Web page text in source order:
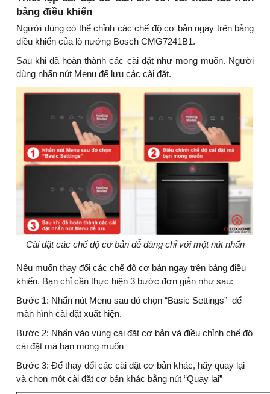
bảng điều khiển
Người dùng có thể chỉnh các chế độ cơ bản ngay trên bảng
điều khiển của lò nướng Bosch CMG7241B1.
Sau khi đã hoàn thành các cài đặt như mong muốn. Người
dùng nhấn nút Menu để lưu các cài đặt.
Cài đặt các chế độ cơ bản dễ dàng chỉ với một nút nhấn
Nếu muốn thay đổi các chế độ cơ bản ngay trên bảng điều
khiển. Bạn chỉ cần thực hiện 3 bước đơn giản như sau:
Bước 1: Nhấn nút Menu sau đó chọn “Basic Settings” để
màn hình cài đặt xuất hiện.
Bước 2: Nhấn vào vùng cài đặt cơ bản và điều chỉnh chế độ
cài đặt mà bạn mong muốn
Bước 3: Để thay đổi các cài đặt cơ bản khác, hãy quay lại
và chọn một cài đặt cơ bản khác bằng nút “Quay lại”